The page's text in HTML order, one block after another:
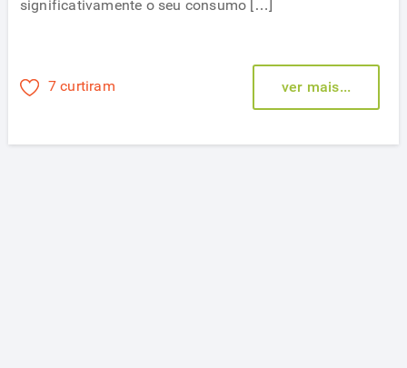
significativamente o seu consumo […]
7 curtiram ver mais...